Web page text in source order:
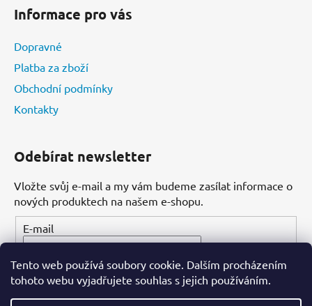
Tento web používá soubory cookie. Dalším procházením
tohoto webu vyjadřujete souhlas s jejich používáním.
Informace pro vás
Dopravné
Platba za zboží
Obchodní podmínky
Kontakty
Odebírat newsletter
Vložte svůj e-mail a my vám budeme zasílat informace o
nových produktech na našem e-shopu.
E-mail
PŘIHLÁSIT SE